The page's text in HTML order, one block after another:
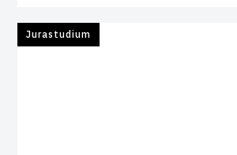
Jurastudium